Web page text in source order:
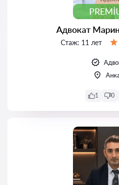
Адвокат
Стаж: 11 лет
1 0